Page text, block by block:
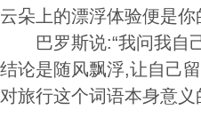
云朵上的漂浮体验便是你
巴罗斯说:“我问我自己
结论是随风飘浮,让自己
对旅行这个词语本身意义